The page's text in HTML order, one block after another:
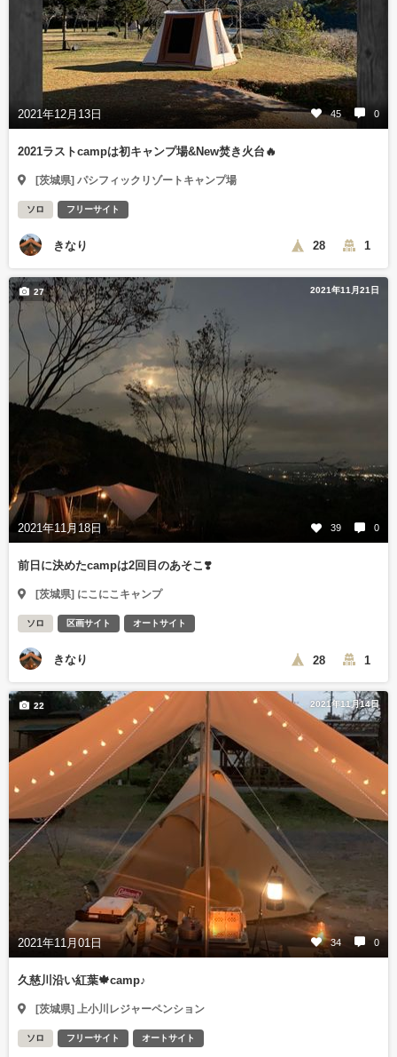
2021年12月13日 45 0
2021ラストcampは初キャンプ場&New焚き火台🔥
[茨城県] パシフィックリゾートキャンプ場
ソロ フリーサイト
きなり 28 1
2021年11月21日
2021年11月18日 39 0
27
前日に決めたcampは2回目のあそこ❣️
[茨城県] にこにこキャンプ
ソロ 区画サイト オートサイト
きなり 28 1
2021年11月14日
2021年11月01日 34 0
22
久慈川沿い紅葉🍁camp♪
[茨城県] 上小川レジャーペンション
ソロ フリーサイト オートサイト